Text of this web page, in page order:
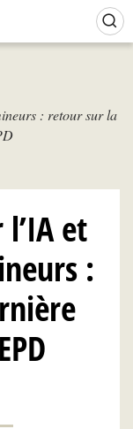
: retour sur la
et
:
de connexion)